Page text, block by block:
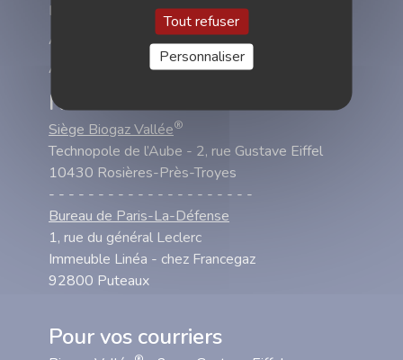
Biogaz Vallée
Actualités
Agenda
Nous rendre visite
Siège Biogaz Vallée®
Technopole de l’Aube - 2, rue Gustave Eiffel
10430 Rosières-Près-Troyes
- - - - - - - - - - - - - - - - - - - - -
Bureau de Paris-La-Défense
1, rue du général Leclerc
Immeuble Linéa - chez Francegaz
92800 Puteaux
Pour vos courriers
Tout refuser
Personnaliser